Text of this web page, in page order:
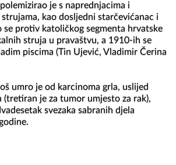
je s naprednjacima i
kao dosljedni starčevićanac i
protiv katoličkog segmenta hrvatske
struja u pravaštvu, a 1910-ih se
piscima (Tin Ujević, Vladimir Čerina
umro je od karcinoma grla, uslijed
(tretiran je za tumor umjesto za rak),
svezaka sabranih djela